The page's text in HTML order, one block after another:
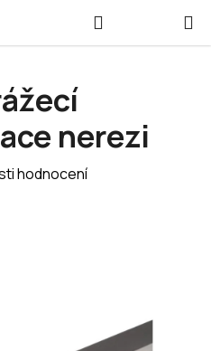
nerezi
je 0,0 z 5 hvězdiček.
hodnocení